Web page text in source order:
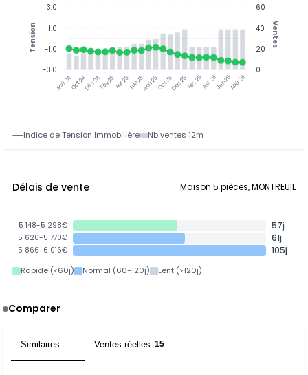
Aoû 24Oct 24Déc 24Fév 25Avr 25Jun 25Aoû 25Oct 25Déc 25Fév 26Avr 26Jun 26Aoû 26
60
40
20
0
Ventes
3.0
1.0
-1.0
-3.0
Tension
Indice de Tension Immobilière Nb ventes 12m
Délais de vente Maison 5 pièces, MONTREUIL
5 148-5 298€ 57j
5 620-5 770€ 61j
5 866-6 016€ 105j
Rapide (<60j) Normal (60-120j) Lent (>120j)
Comparer
Similaires Ventes réelles 15